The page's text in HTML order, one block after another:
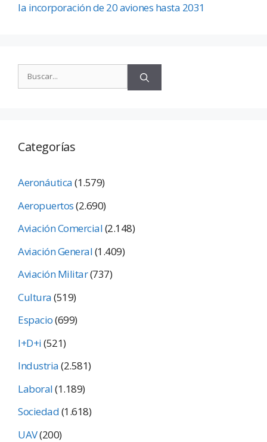
la incorporación de 20 aviones hasta 2031
Categorías
Aeronáutica(1.579)
Aeropuertos(2.690)
Aviación Comercial(2.148)
Aviación General(1.409)
Aviación Militar(737)
Cultura(519)
Espacio(699)
I+D+i(521)
Industria(2.581)
Laboral(1.189)
Sociedad(1.618)
UAV(200)